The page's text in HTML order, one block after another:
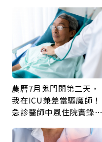
農曆7月鬼門開第二天，
我在ICU兼差當驅魔師！
急診醫師中風住院實錄：